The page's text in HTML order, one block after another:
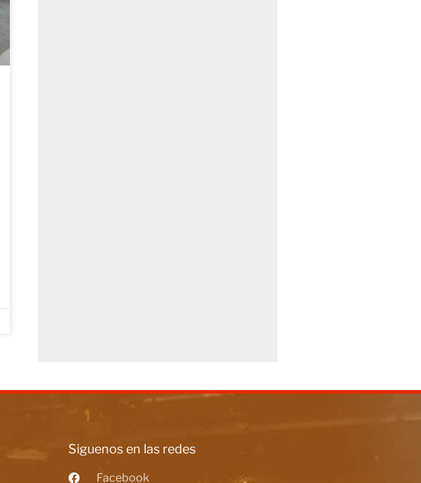
Siguenos en las redes
Facebook